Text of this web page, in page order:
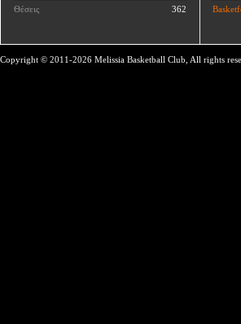
Θέσεις 362
Copyright © 2011-2026 Melissia Basketball Club, All rights